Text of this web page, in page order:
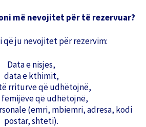
më nevojitet për të rezervuar?
që ju nevojitet për rezervim:
Data e nisjes,
data e kthimit,
rriturve që udhëtojnë,
fëmijëve që udhëtojnë,
(emri, mbiemri, adresa, kodi
postar, shteti).